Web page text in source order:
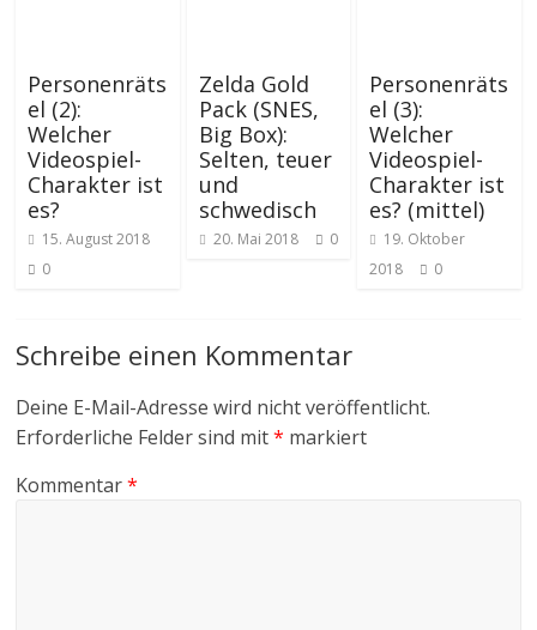
Personenräts
el (2):
Welcher
Videospiel-
Charakter ist
es?
15. August 2018
0
Zelda Gold
Pack (SNES,
Big Box):
Selten, teuer
und
schwedisch
20. Mai 2018 0
Personenräts
el (3):
Welcher
Videospiel-
Charakter ist
es? (mittel)
19. Oktober
2018
0
Schreibe einen Kommentar
Deine E-Mail-Adresse wird nicht veröffentlicht.
Erforderliche Felder sind mit* markiert
Kommentar*